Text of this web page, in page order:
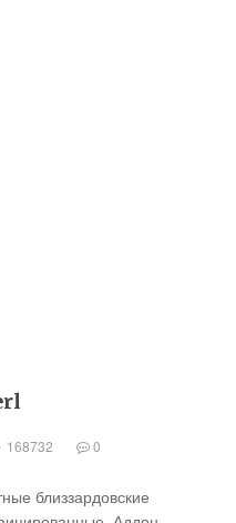
168732 0
близзардовские